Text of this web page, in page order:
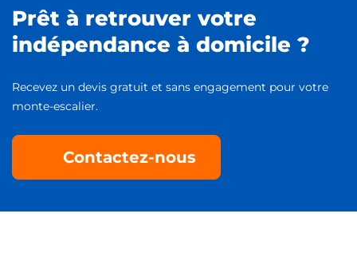
Prêt à retrouver votre
indépendance à domicile ?
Recevez un devis gratuit et sans engagement pour votre
monte-escalier.
Contactez-nous